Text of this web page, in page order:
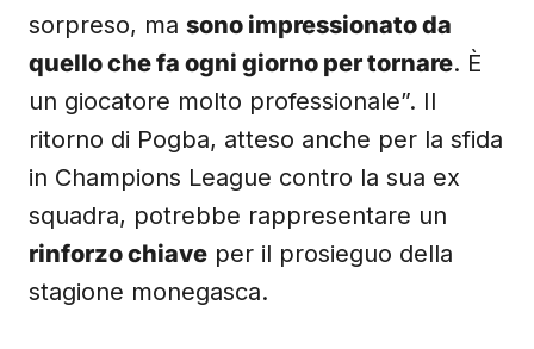
sorpreso, ma sono impressionato da
quello che fa ogni giorno per tornare. È
un giocatore molto professionale”. Il
ritorno di Pogba, atteso anche per la sfida
in Champions League contro la sua ex
squadra, potrebbe rappresentare un
rinforzo chiave per il prosieguo della
stagione monegasca.